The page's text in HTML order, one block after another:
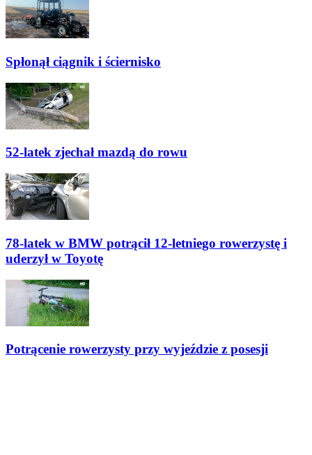
Spłonął ciągnik i ściernisko
52-latek zjechał mazdą do rowu
78-latek w BMW potrącił 12-letniego rowerzystę i
uderzył w Toyotę
Potrącenie rowerzysty przy wyjeździe z posesji